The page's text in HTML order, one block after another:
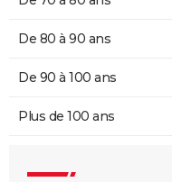
De 80 à 90 ans
De 90 à 100 ans
Plus de 100 ans